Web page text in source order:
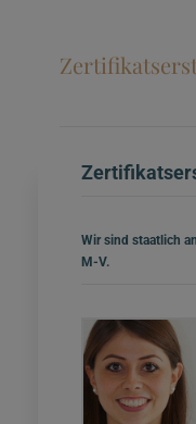
Wir sind staatlich
M-V.